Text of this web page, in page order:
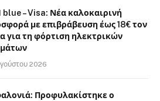
blue – Visa: Νέα καλοκαιρινή
με επιβράβευση έως 18€ τον
για τη φόρτιση ηλεκτρικών
2026
Προφυλακίστηκε ο